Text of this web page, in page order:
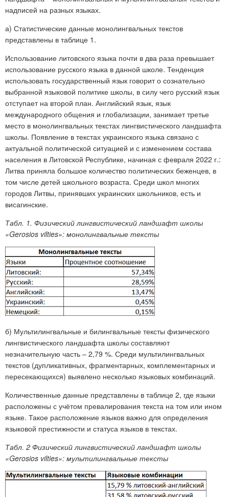
надписей на разных языках.
а) Статистические данные монолингвальных текстов
представлены в таблице 1.
Использование литовского языка почти в два раза превышает
использование русского языка в данной школе. Тенденция
использовать государственный язык говорит о сознательно
выбранной языковой политике школы, в силу чего русский язык
отступает на второй план. Английский язык, язык
международного общения и глобализации, занимает третье
место в монолингвальных текстах лингвистического ландшафта
школы. Появление в текстах украинского языка связано с
актуальной политической ситуацией и с изменением состава
населения в Литовской Республике, начиная с февраля 2022 г.:
Литва приняла большое количество политических беженцев, в
том числе детей школьного возраста. Среди школ многих
городов Литвы, принявших украинских школьников, есть и
висагинские.
Табл. 1. Физический лингвистический ландшафт школы
«Gerosios vilties»: монолингвальные тексты
б) Мультилингвальные и билингвальные тексты физического
лингвистического ландшафта школы составляют
незначительную часть – 2,79 %. Среди мультилингвальных
текстов (дупликативных, фраг­ментарных, комплементарных и
пересекающихся) выявлено несколько языковых комбинаций.
Количественные данные представлены в таблице 2, где языки
расположены с учётом превалирования текста на том или ином
языке. Такое расположение языков важно для определения
языковой престижности и статуса языков в текстах.
Табл. 2 Физический лингвистический ландшафт школы
«Gerosios vilties»: мультилингвальные тексты